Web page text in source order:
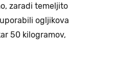
zaradi temeljito
ogljikova
50 kilogramov,